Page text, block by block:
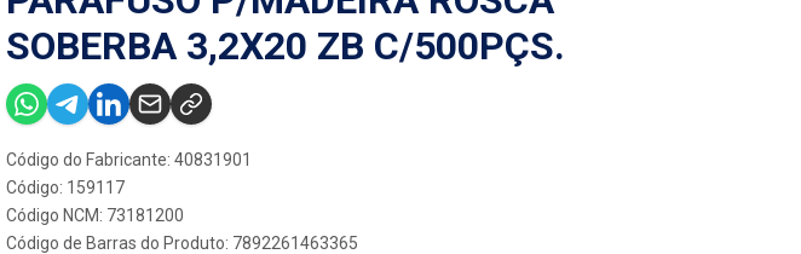
SOBERBA 3,2X20 ZB C/500PÇS.
Código do Fabricante: 40831901
Código: 159117
Código NCM: 73181200
Código de Barras do Produto: 7892261463365